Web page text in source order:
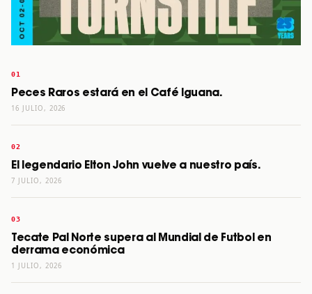
Peces Raros estará en el Café Iguana.
16 JULIO, 2026
El legendario Elton John vuelve a nuestro país.
7 JULIO, 2026
Tecate Pal Norte supera al Mundial de Futbol en
derrama económica
1 JULIO, 2026